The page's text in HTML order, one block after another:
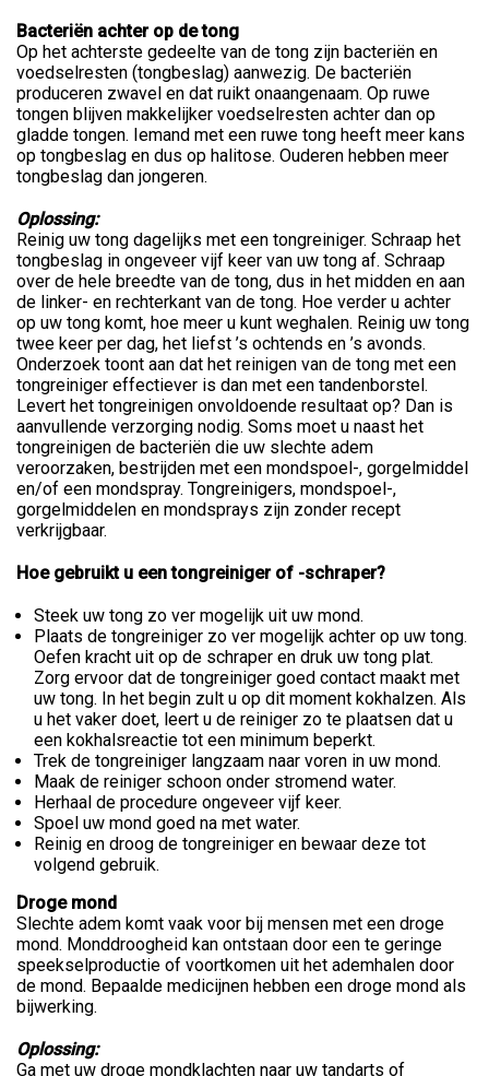
Bacteriën achter op de tong
Op het achterste gedeelte van de tong zijn bacteriën en
voedselresten (tongbeslag) aanwezig. De bacteriën
produceren zwavel en dat ruikt onaangenaam. Op ruwe
tongen blijven makkelijker voedselresten achter dan op
gladde tongen. Iemand met een ruwe tong heeft meer kans
op tongbeslag en dus op halitose. Ouderen hebben meer
tongbeslag dan jongeren.
Oplossing:
Reinig uw tong dagelijks met een tongreiniger. Schraap het
tongbeslag in ongeveer vijf keer van uw tong af. Schraap
over de hele breedte van de tong, dus in het midden en aan
de linker- en rechterkant van de tong. Hoe verder u achter
op uw tong komt, hoe meer u kunt weghalen. Reinig uw tong
twee keer per dag, het liefst ’s ochtends en ’s avonds.
Onderzoek toont aan dat het reinigen van de tong met een
tongreiniger effectiever is dan met een tandenborstel.
Levert het tongreinigen onvoldoende resultaat op? Dan is
aanvullende verzorging nodig. Soms moet u naast het
tongreinigen de bacteriën die uw slechte adem
veroorzaken, bestrijden met een mondspoel-, gorgelmiddel
en/of een mondspray. Tongreinigers, mondspoel-,
gorgelmiddelen en mondsprays zijn zonder recept
verkrijgbaar.
Hoe gebruikt u een tongreiniger of -schraper?
Steek uw tong zo ver mogelijk uit uw mond.
Plaats de tongreiniger zo ver mogelijk achter op uw tong.
Oefen kracht uit op de schraper en druk uw tong plat.
Zorg ervoor dat de tongreiniger goed contact maakt met
uw tong. In het begin zult u op dit moment kokhalzen. Als
u het vaker doet, leert u de reiniger zo te plaatsen dat u
een kokhalsreactie tot een minimum beperkt.
Trek de tongreiniger langzaam naar voren in uw mond.
Maak de reiniger schoon onder stromend water.
Herhaal de procedure ongeveer vijf keer.
Spoel uw mond goed na met water.
Reinig en droog de tongreiniger en bewaar deze tot
volgend gebruik.
Droge mond
Slechte adem komt vaak voor bij mensen met een droge
mond. Monddroogheid kan ontstaan door een te geringe
speekselproductie of voortkomen uit het ademhalen door
de mond. Bepaalde medicijnen hebben een droge mond als
bijwerking.
Oplossing:
Ga met uw droge mondklachten naar uw tandarts of